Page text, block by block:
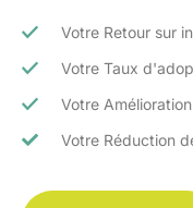
Votre Retour sur
Votre Taux
Votre
Votre Réduction